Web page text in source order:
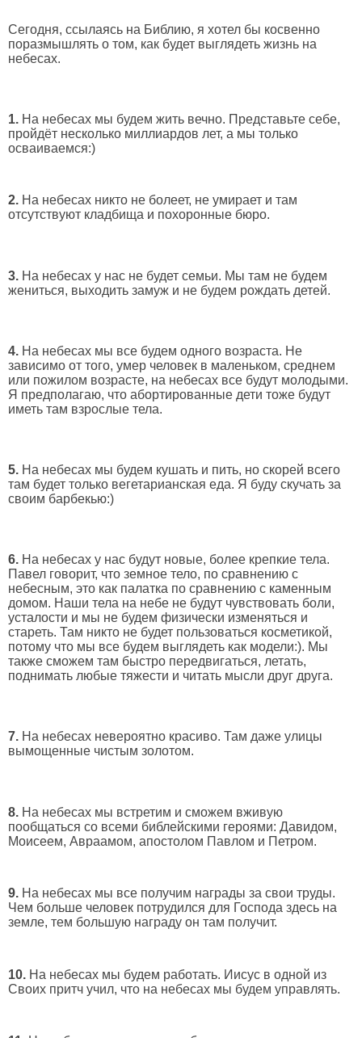
Сегодня, ссылаясь на Библию, я хотел бы косвенно
поразмышлять о том, как будет выглядеть жизнь на
небесах.
1. На небесах мы будем жить вечно. Представьте себе,
пройдёт несколько миллиардов лет, а мы только
осваиваемся:)
2. На небесах никто не болеет, не умирает и там
отсутствуют кладбища и похоронные бюро.
3. На небесах у нас не будет семьи. Мы там не будем
жениться, выходить замуж и не будем рождать детей.
4. На небесах мы все будем одного возраста. Не
зависимо от того, умер человек в маленьком, среднем
или пожилом возрасте, на небесах все будут молодыми.
Я предполагаю, что абортированные дети тоже будут
иметь там взрослые тела.
5. На небесах мы будем кушать и пить, но скорей всего
там будет только вегетарианская еда. Я буду скучать за
своим барбекью:)
6. На небесах у нас будут новые, более крепкие тела.
Павел говорит, что земное тело, по сравнению с
небесным, это как палатка по сравнению с каменным
домом. Наши тела на небе не будут чувствовать боли,
усталости и мы не будем физически изменяться и
стареть. Там никто не будет пользоваться косметикой,
потому что мы все будем выглядеть как модели:). Мы
также сможем там быстро передвигаться, летать,
поднимать любые тяжести и читать мысли друг друга.
7. На небесах невероятно красиво. Там даже улицы
вымощенные чистым золотом.
8. На небесах мы встретим и сможем вживую
пообщаться со всеми библейскими героями: Давидом,
Моисеем, Авраамом, апостолом Павлом и Петром.
9. На небесах мы все получим награды за свои труды.
Чем больше человек потрудился для Господа здесь на
земле, тем большую награду он там получит.
10. На небесах мы будем работать. Иисус в одной из
Своих притч учил, что на небесах мы будем управлять.